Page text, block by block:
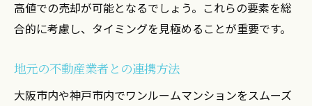
地域特性を最大限活用し高評価を得るためのポ
イント
市場調査を活かした賢い宣伝戦略
売却物件の価値を上げるリノベーション
高値での売却が可能となるでしょう。これらの要素を総
合的に考慮し、タイミングを見極めることが重要です。
地元の不動産業者との連携方法
大阪市内や神戸市内でワンルームマンションをスムーズ